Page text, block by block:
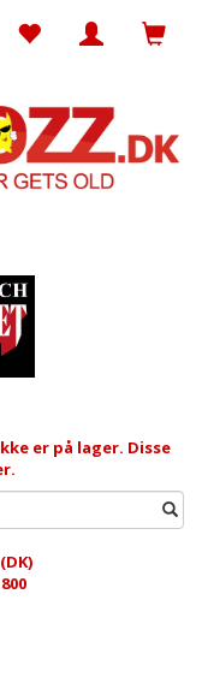
er på lager. Disse